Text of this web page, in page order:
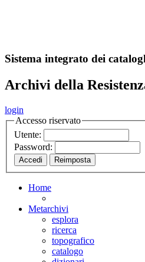
Sistema integrato dei
Archivi della
login
Accesso riservato
Utente:
Password:
Home
Metarchivi
esplora
ricerca
topografico
catalogo